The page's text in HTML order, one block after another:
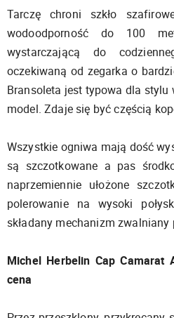
Tarczę chroni szkło
wodoodporność do 100
wystarczającą do
oczekiwaną od zegarka o
Bransoleta jest typowa dla
model. Zdaje się być częścią
Wszystkie ogniwa mają dość
są szczotkowane a pas
naprzemiennie ułożone
polerowanie na wysoki
składany mechanizm zwalniany
Michel Herbelin Cap Camarat
cena